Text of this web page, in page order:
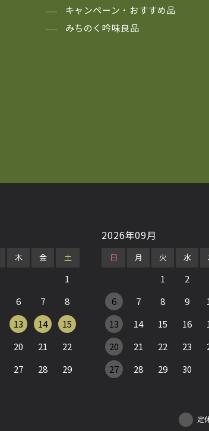
キャンペーン・おすすめ品
みちのく吟味良品
木 金 土
1
6 7
8
13 14
15
20 21
22
27 28
29
2026年09月
日 月 火 水
1 2
6
7 8 9
13
14 15 16
20
21 22 23
27
28 29 30
定